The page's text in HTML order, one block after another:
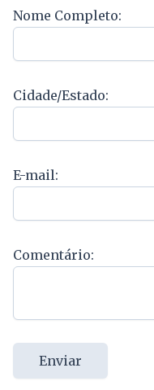
Nome Completo:
Cidade/Estado:
E-mail:
Comentário:
Enviar